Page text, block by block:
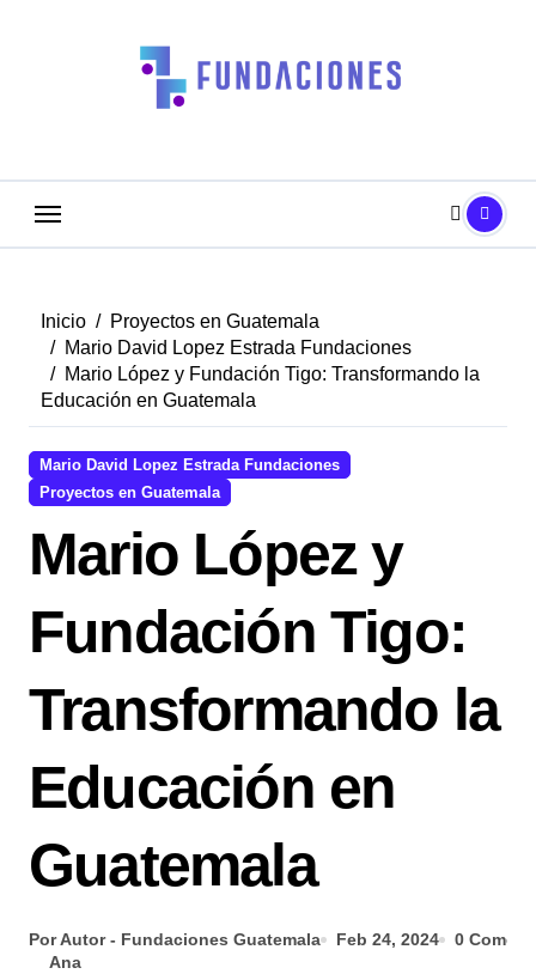
Inicio
Proyectos en Guatemala
Mario David Lopez Estrada Fundaciones
Mario López y Fundación Tigo: Transformando la
Educación en Guatemala
Mario David Lopez Estrada Fundaciones
Proyectos en Guatemala
Mario López y
Fundación Tigo:
Transformando la
Educación en
Guatemala
Por Autor - Fundaciones Guatemala Feb 24, 2024 0
Ana